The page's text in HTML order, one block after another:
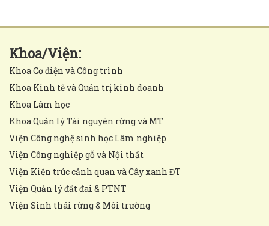
Khoa/Viện:
Khoa Cơ điện và Công trình
Khoa Kinh tế và Quản trị kinh doanh
Khoa Lâm học
Khoa Quản lý Tài nguyên rừng và MT
Viện Công nghệ sinh học Lâm nghiệp
Viện Công nghiệp gỗ và Nội thất
Viện Kiến trúc cảnh quan và Cây xanh ĐT
Viện Quản lý đất đai & PTNT
Viện Sinh thái rừng & Môi trường